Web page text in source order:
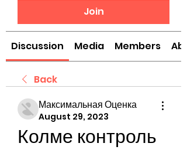
Join
Discussion Media Members
Back
Максимальная Оценка
August 29, 2023
Колме контроль